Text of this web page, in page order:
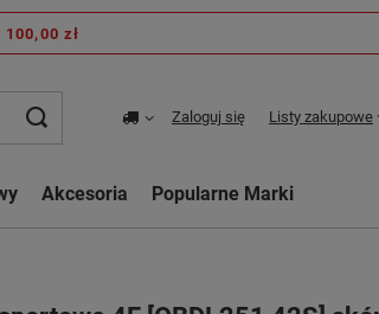
100,00 zł
Zaloguj się Listy zakupowe
Akcesoria Popularne Marki